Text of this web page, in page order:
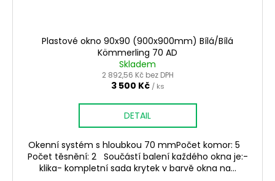
Plastové okno 90x90 (900x900mm) Bílá/Bílá
Kömmerling 70 AD
Skladem
2 892,56 Kč bez DPH
3 500 Kč / ks
DETAIL
Okenní systém s hloubkou 70 mmPočet komor: 5
Počet těsnění: 2 Součástí balení každého okna je:-
klika- kompletní sada krytek v barvě okna na...